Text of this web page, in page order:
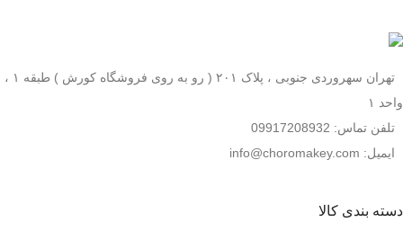
تهران سهروردی جنوبی ، پلاک ۲۰۱ ( رو به روی فروشگاه کورش ) طبقه ۱ ،
واحد ۱
تلفن تماس: 09917208932
ایمیل: info@choromakey.com
دسته بندی کالا